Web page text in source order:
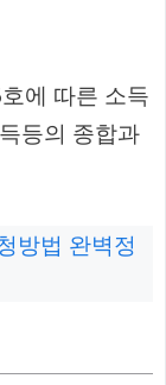
에 따른 소득
등의 종합과
방법 완벽정